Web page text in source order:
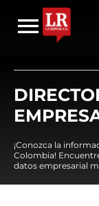
¡Conozca la
Colombia!
datos empresarial